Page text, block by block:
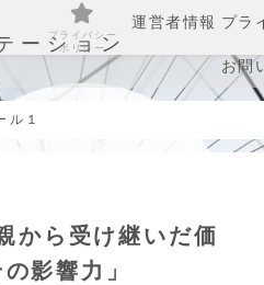
ーション
運営者情報 プラ
お問
ル１
から受け継いだ価
影響力」
プライバシー
ポリシー